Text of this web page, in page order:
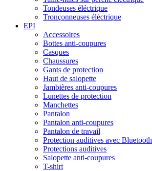
Tondeuses éléctrique
Tronçonneuses éléctrique
EPI
Accessoires
Bottes anti-coupures
Casques
Chaussures
Gants de protection
Haut de salopette
Jambières anti-coupures
Lunettes de protection
Manchettes
Pantalon
Pantalon anti-coupures
Pantalon de travail
Protection auditives avec Bluetooth
Protections auditives
Salopette anti-coupures
T-shirt